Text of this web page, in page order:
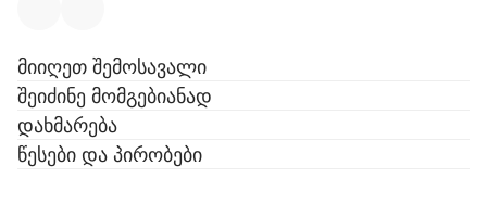
მიიღეთ შემოსავალი
შეიძინე მომგებიანად
დახმარება
წესები და პირობები